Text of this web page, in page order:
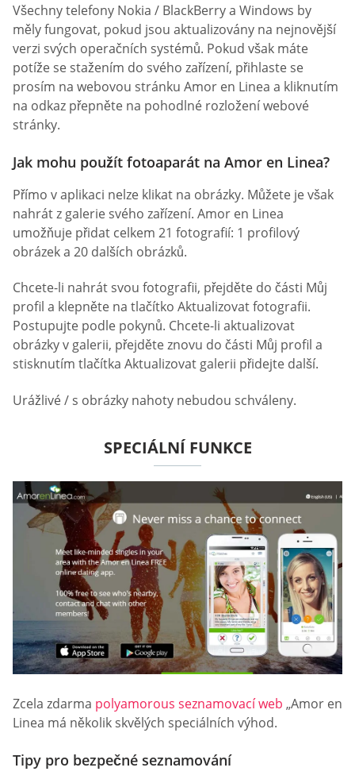
Všechny telefony Nokia / BlackBerry a Windows by
měly fungovat, pokud jsou aktualizovány na nejnovější
verzi svých operačních systémů. Pokud však máte
potíže se stažením do svého zařízení, přihlaste se
prosím na webovou stránku Amor en Linea a kliknutím
na odkaz přepněte na pohodlné rozložení webové
stránky.
Jak mohu použít fotoaparát na Amor en Linea?
Přímo v aplikaci nelze klikat na obrázky. Můžete je však
nahrát z galerie svého zařízení. Amor en Linea
umožňuje přidat celkem 21 fotografií: 1 profilový
obrázek a 20 dalších obrázků.
Chcete-li nahrát svou fotografii, přejděte do části Můj
profil a klepněte na tlačítko Aktualizovat fotografii.
Postupujte podle pokynů. Chcete-li aktualizovat
obrázky v galerii, přejděte znovu do části Můj profil a
stisknutím tlačítka Aktualizovat galerii přidejte další.
Urážlivé / s obrázky nahoty nebudou schváleny.
SPECIÁLNÍ FUNKCE
Zcela zdarma polyamorous seznamovací web „Amor en
Linea má několik skvělých speciálních výhod.
Tipy pro bezpečné seznamování